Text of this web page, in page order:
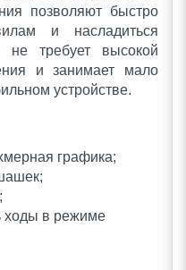
позволяют быстро
и насладиться
не требует высокой
и занимает мало
устройстве.
графика;
ходы в режиме